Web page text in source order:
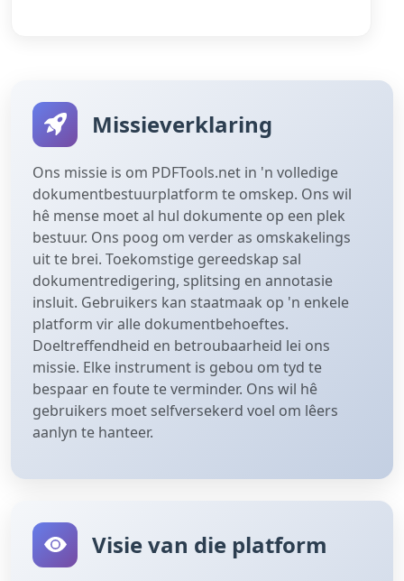
Missieverklaring
Ons missie is om PDFTools.net in 'n volledige
dokumentbestuurplatform te omskep. Ons wil
hê mense moet al hul dokumente op een plek
bestuur. Ons poog om verder as omskakelings
uit te brei. Toekomstige gereedskap sal
dokumentredigering, splitsing en annotasie
insluit. Gebruikers kan staatmaak op 'n enkele
platform vir alle dokumentbehoeftes.
Doeltreffendheid en betroubaarheid lei ons
missie. Elke instrument is gebou om tyd te
bespaar en foute te verminder. Ons wil hê
gebruikers moet selfversekerd voel om lêers
aanlyn te hanteer.
Visie van die platform